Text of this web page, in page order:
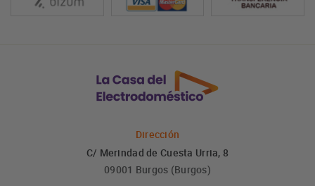
Dirección
C/ Merindad de Cuesta Urria, 8
09001 Burgos (Burgos)